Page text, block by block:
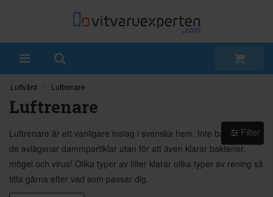
Luftvård Luftrenare
Luftrenare
Luftrenare är ett vanligare inslag i svenska hem. Inte bara för att
de avlägsnar dammpartiklar utan för att även klarar bakterier,
mögel och virus! Olika typer av filter klarar olika typer av rening så
titta gärna efter vad som passar dig.
Filter